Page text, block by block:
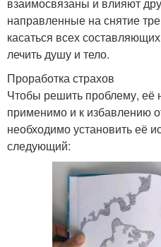
направленные на снятие
касаться всех
лечить душу и тело.
Проработка страхов
Чтобы решить проблему, её
применимо и к избавлению
необходимо установить её
следующий: